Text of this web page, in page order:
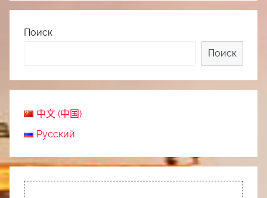
Поиск
Поиск
中文 (中国)
Русский